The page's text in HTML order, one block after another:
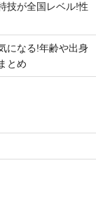
技が全国レベル!性
になる!年齢や出身
とめ